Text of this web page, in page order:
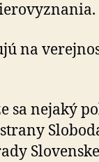
na
sa nejaký